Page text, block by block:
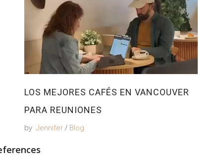
LOS MEJORES CAFÉS EN VANCOUVER
PARA REUNIONES
by Jennifer Blog